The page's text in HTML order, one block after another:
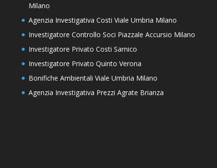
Milano
Agenzia Investigativa Costi Viale Umbria Milano
Investigatore Controllo Soci Piazzale Accursio Milano
Investigatore Privato Costi Sarnico
Investigatore Privato Quinto Verona
Bonifiche Ambientali Viale Umbria Milano
Agenzia Investigativa Prezzi Agrate Brianza